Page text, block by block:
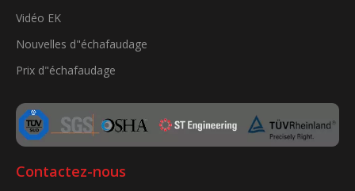
Vidéo EK
Nouvelles d"échafaudage
Prix ​​d"échafaudage
Contactez-nous